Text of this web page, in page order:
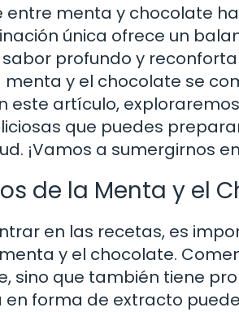
entre menta y chocolate
única ofrece un
profundo y
menta y el chocolate se
este artículo,
que puedes
¡Vamos a sumergirnos
de la Menta y el
en las recetas, es
y el chocolate.
sino que también tiene
en forma de extracto